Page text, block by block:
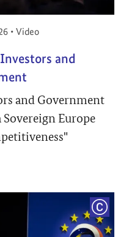
am:
• Video
and
and Government
Europe